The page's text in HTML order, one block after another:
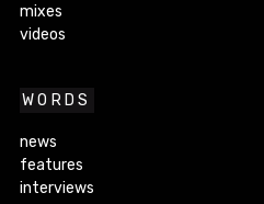
mixes
videos
WORDS
news
features
interviews